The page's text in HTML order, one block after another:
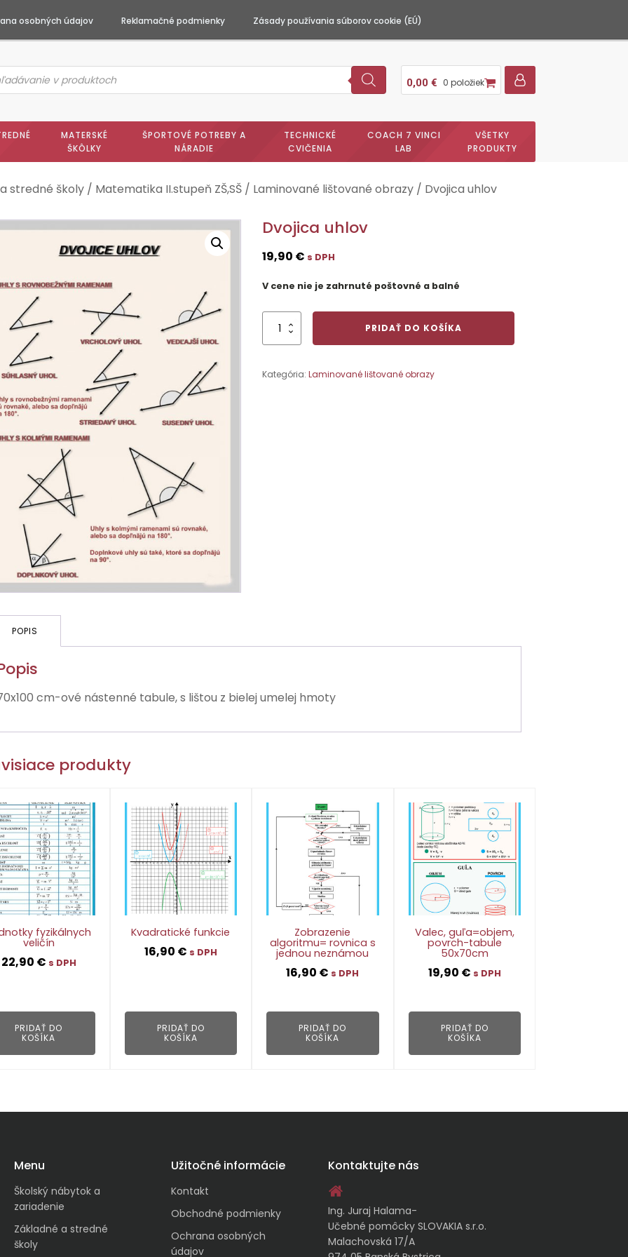
osobných údajov Reklamačné podmienky Zásady používania súborov cookie (EÚ)
0,00 € 0 položiek
MATERSKÉ
ŠKÔLKY
ŠPORTOVÉ POTREBY A
NÁRADIE
TECHNICKÉ
CVIČENIA
COACH 7 VINCI
LAB
VŠETKY
PRODUKTY
stredné školy / Matematika II.stupeň ZŠ,SŠ / Laminované lištované obrazy / Dvojica uhlov
Dvojica uhlov
19,90 € s DPH
V cene nie je zahrnuté poštovné a balné
množstvo
Dvojica
PRIDAŤ DO KOŠÍKA
Kategória:Laminované lištované obrazy
POPIS
cm-ové nástenné tabule, s lištou z bielej umelej hmoty
produkty
fyzikálnych
veličín
22,90 € s DPH
PRIDAŤ DO
KOŠÍKA
Kvadratické funkcie
16,90 € s DPH
PRIDAŤ DO
KOŠÍKA
Zobrazenie
algoritmu= rovnica s
jednou neznámou
16,90 € s DPH
PRIDAŤ DO
KOŠÍKA
Valec, guľa=objem,
povrch-tabule
50x70cm
19,90 € s DPH
PRIDAŤ DO
KOŠÍKA
Menu
Školský nábytok a
zariadenie
Základné a stredné
školy
Užitočné informácie
Kontakt
Obchodné podmienky
Ochrana osobných
údajov
Kontaktujte nás
Ing. Juraj Halama-
Učebné pomôcky SLOVAKIA s.r.o.
Malachovská 17/A